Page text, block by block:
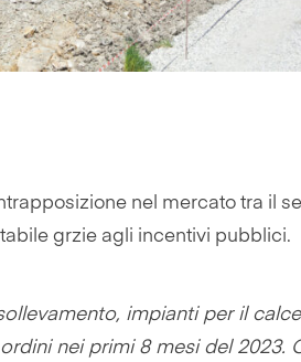
nel mercato tra il
grzie agli incentivi pubblici.
impianti per il
nei primi 8 mesi del 2023.